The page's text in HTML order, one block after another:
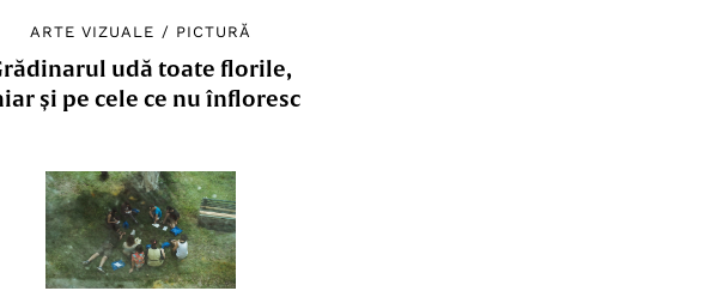
ARTE VIZUALE / PICTURĂ
udă toate florile,
și pe cele ce nu înfloresc